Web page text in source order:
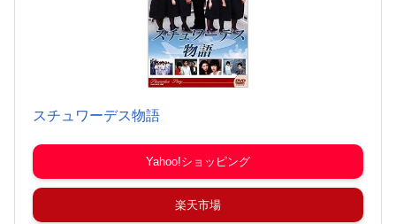
スチュワーデス物語
Yahoo!ショッピング
楽天市場